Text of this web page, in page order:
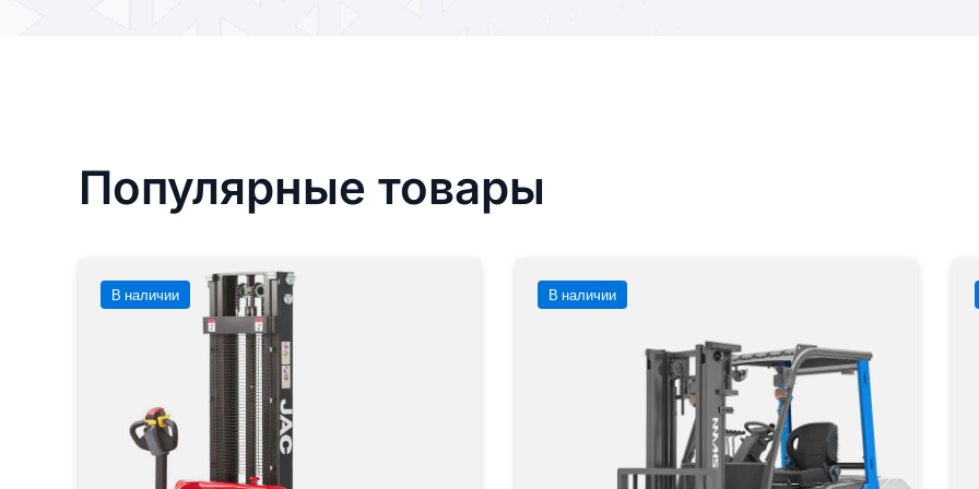
Популярные товары
В наличии В наличии